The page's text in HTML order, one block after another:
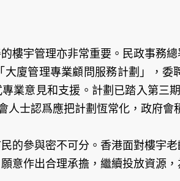
樓宇管理亦非常重要。民政事務
大廈管理專業顧問服務計劃」，
業意見和支援。計劃已踏入第三
人士認爲應把計劃恆常化，政府會
的參與密不可分。香港面對樓宇
意作出合理承擔，繼續投放資源